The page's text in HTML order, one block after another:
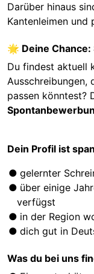
Darüber hinaus
Kantenleimen und
🌟 Deine
Du findest aktuell
Ausschreibungen,
passen könntest?
Dein Profil ist
gelernter
über einige
verfügst
in der Region
dich gut in
Was du bei uns